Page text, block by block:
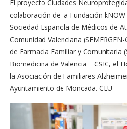
El proyecto Ciudades
colaboración de la Fundación
Sociedad Española de Médicos de
Comunidad Valenciana
de Farmacia Familiar y Comunitaria
Biomedicina de Valencia – CSIC, el
la Asociación de Familiares
Ayuntamiento de Moncada. CEU